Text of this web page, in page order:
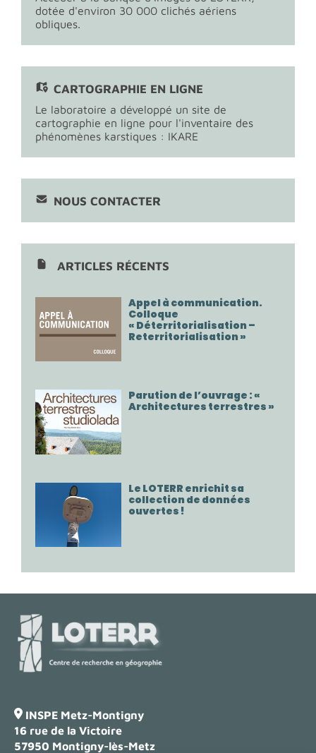
dotée d'environ 30 000 clichés aériens
obliques.
CARTOGRAPHIE EN LIGNE
Le laboratoire a développé un site de
cartographie en ligne pour l'inventaire des
phénomènes karstiques : IKARE
NOUS CONTACTER
ARTICLES RÉCENTS
Appel à communication.
Colloque
« Déterritorialisation –
Reterritorialisation »
Parution de l’ouvrage : «
Architectures terrestres »
Le LOTERR enrichit sa
collection de données
ouvertes !
INSPE Metz-Montigny
16 rue de la Victoire
57950 Montigny-lès-Metz